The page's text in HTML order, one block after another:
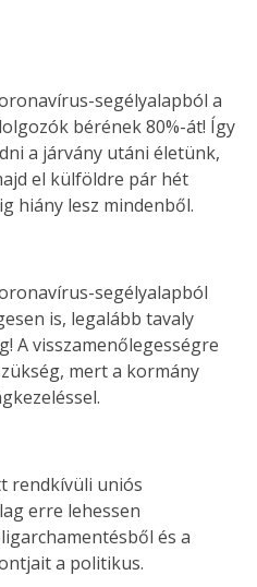
segélyalapból a
bérének 80%-át! Így
a járvány utáni életünk,
el külföldre pár hét
hiány lesz mindenből.
segélyalapból
is, legalább tavaly
A visszamenőlegességre
mert a kormány
rendkívüli uniós
erre lehessen
és a
a politikus.